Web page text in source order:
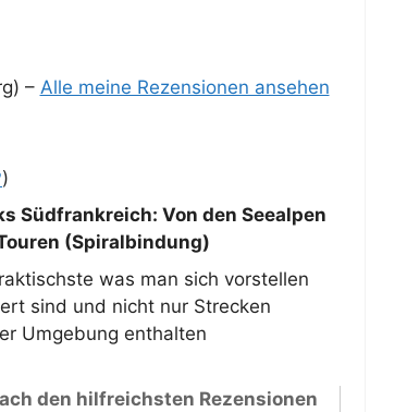
– Alle meine Rezensionen ansehen
)
Südfrankreich: Von den Seealpen
(Spiralbindung)
was man sich vorstellen
sind und nicht nur Strecken
Umgebung enthalten
den hilfreichsten Rezensionen